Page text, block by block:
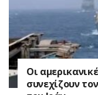
Οι
συνεχίζουν